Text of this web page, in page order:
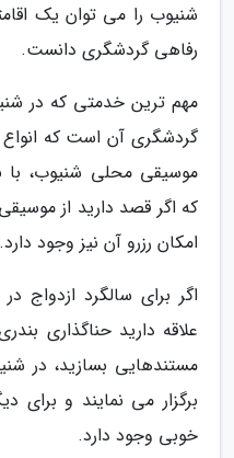
شنیوب را می توان یک
رفاهی گردشگری دانست.
مهم ترین خدمتی که در
گردشگری آن است که
موسیقی محلی شنیوب،
که اگر قصد دارید از
امکان رزرو آن نیز وجود دارد.
اگر برای سالگرد ازدواج
علاقه دارید حناگذاری
مستندهایی بسازید، در
برگزار می نمایند و برای
خوبی وجود دارد.